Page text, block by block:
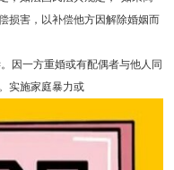
损害，以补偿他方因解除婚姻而
一方重婚或有配偶者与他人同
实施家庭暴力或